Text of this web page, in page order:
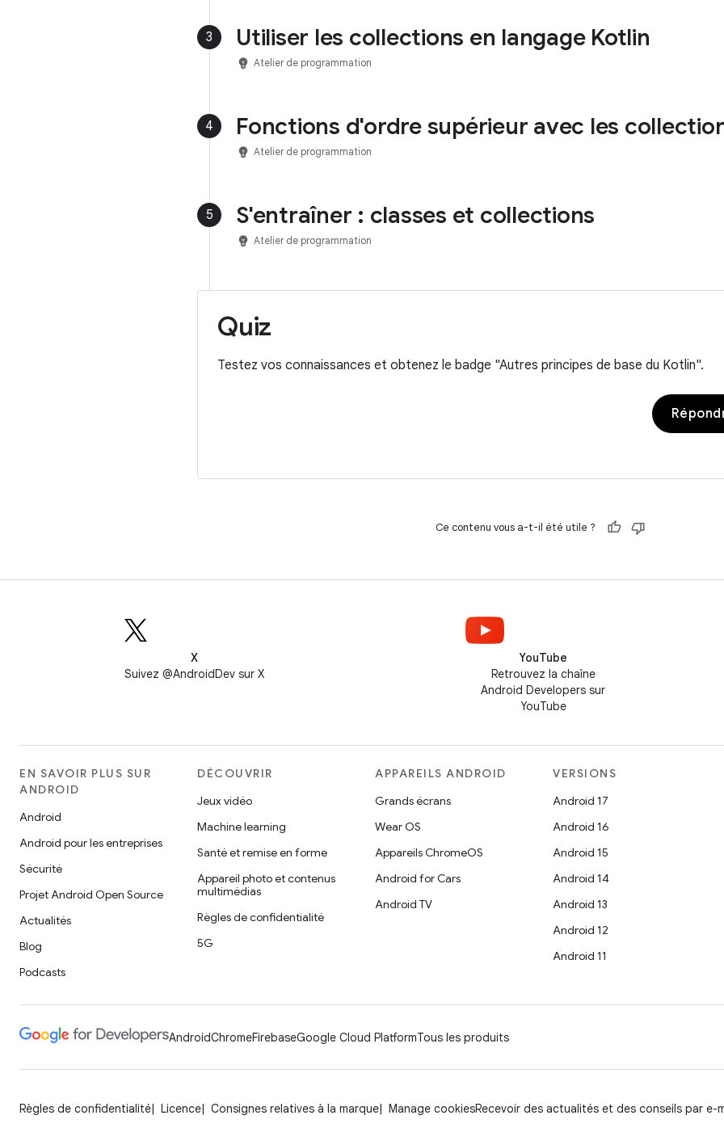
3 Utiliser les collections en langage Kotlin
emoji_objects Atelier de programmation
4 Fonctions d'ordre supérieur avec les
emoji_objects Atelier de programmation
5 S'entraîner : classes et collections
emoji_objects Atelier de programmation
Quiz
Testez vos connaissances et obtenez le badge "Autres principes de base du Kotlin".
Ce contenu vous a-t-il été utile ?
X
Suivez @AndroidDev sur X
YouTube
Retrouvez la chaîne
Android Developers sur
YouTube
EN SAVOIR PLUS SUR
ANDROID
Android
Android pour les entreprises
Sécurité
Projet Android Open Source
Actualités
Blog
Podcasts
DÉCOUVRIR
Jeux vidéo
Machine learning
Santé et remise en forme
Appareil photo et contenus
multimédias
Règles de confidentialité
5G
APPAREILS ANDROID
Grands écrans
Wear OS
Appareils ChromeOS
Android for Cars
Android TV
VERSIONS
Android 17
Android 16
Android 15
Android 14
Android 13
Android 12
Android 11
AndroidChromeFirebaseGoogle Cloud PlatformTous les produits
Règles de confidentialité Licence Consignes relatives à la marque Manage cookiesRecevoir des actualités et des conseils par e-